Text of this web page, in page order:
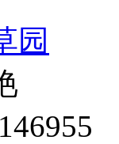
园